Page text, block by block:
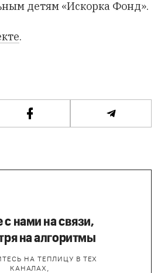
детям «Искорка Фонд».
.
с нами на связи,
на алгоритмы
НА ТЕПЛИЦУ В ТЕХ
КАНАЛАХ,